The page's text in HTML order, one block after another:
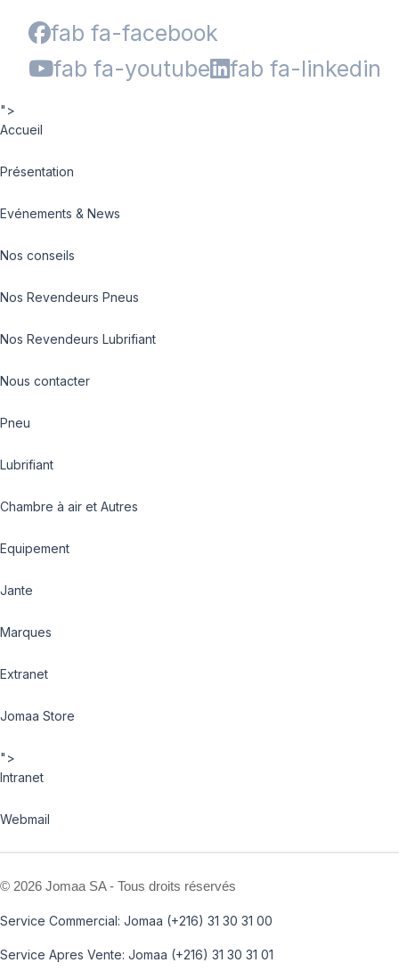
fab fa-facebook
fab fa-youtube
fab fa-linkedin
">
Accueil
Présentation
Evénements & News
Nos conseils
Nos Revendeurs Pneus
Nos Revendeurs Lubrifiant
Nous contacter
Pneu
Lubrifiant
Chambre à air et Autres
Equipement
Jante
Marques
Extranet
Jomaa Store
">
Intranet
Webmail
© 2026 Jomaa SA - Tous droits réservés
Service Commercial: Jomaa (+216) 31 30 31 00
Service Apres Vente: Jomaa (+216) 31 30 31 01